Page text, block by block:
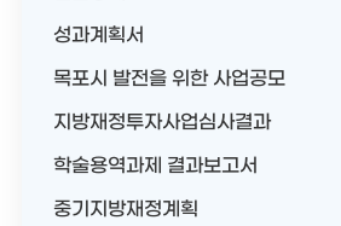
성과계획서
목포시 발전을 위한 사업공모
지방재정투자사업심사결과
학술용역과제 결과보고서
중기지방재정계획